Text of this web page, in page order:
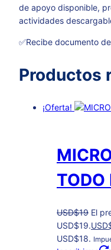
de apoyo disponible,
actividades
✅Recibe documento
Productos
¡Oferta!
TODO
USD$19 El
USD$19.USD
USD$18.